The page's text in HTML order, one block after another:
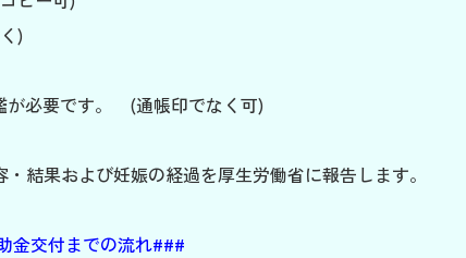
)
が必要です。 (通帳印でなく可)
結果および妊娠の経過を厚生労働省に報告します。
金交付までの流れ###